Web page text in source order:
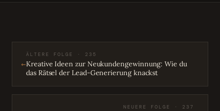
←
ÄLTERE FOLGE · 235
Kreative Ideen zur Neukundengewinnung: Wie du
das Rätsel der Lead-Generierung knackst
NEUERE FOLGE · 237